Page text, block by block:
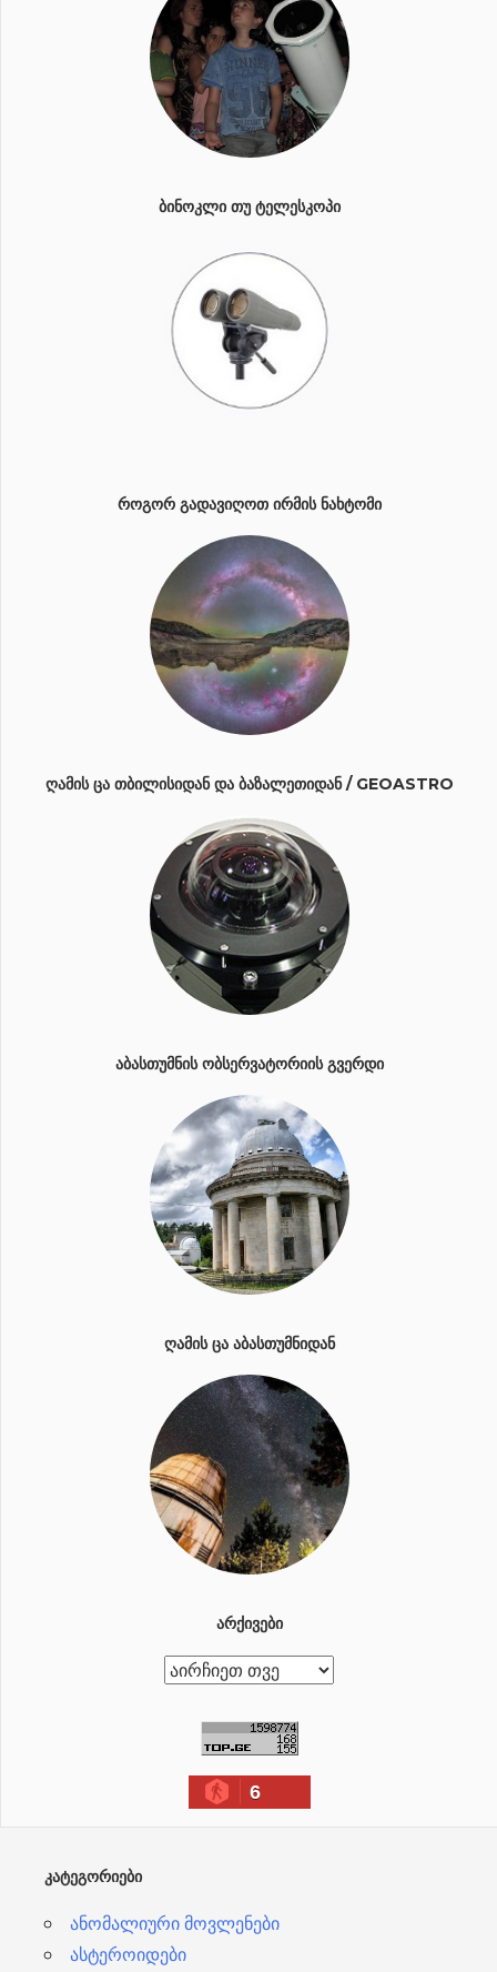
ᲑᲘᲜᲝᲙᲚᲘ ᲗᲣ ᲢᲔᲚᲔᲡᲙᲝᲞᲘ
ᲠᲝᲒᲝᲠ ᲒᲐᲓᲐᲕᲘᲦᲝᲗ ᲘᲠᲛᲘᲡ ᲜᲐᲮᲢᲝᲛᲘ
ᲦᲐᲛᲘᲡ ᲪᲐ ᲗᲑᲘᲚᲘᲡᲘᲓᲐᲜ ᲓᲐ ᲑᲐᲖᲐᲚᲔᲗᲘᲓᲐᲜ / GEOASTRO
ᲐᲑᲐᲡᲗᲣᲛᲜᲘᲡ ᲝᲑᲡᲔᲠᲕᲐᲢᲝᲠᲘᲘᲡ ᲒᲕᲔᲠᲓᲘ
ᲦᲐᲛᲘᲡ ᲪᲐ ᲐᲑᲐᲡᲗᲣᲛᲜᲘᲓᲐᲜ
ᲐᲠᲥᲘᲕᲔᲑᲘ
ა
6
ᲙᲐᲢᲔᲒᲝᲠᲘᲔᲑᲘ
ანომალიური მოვლენები
ასტეროიდები